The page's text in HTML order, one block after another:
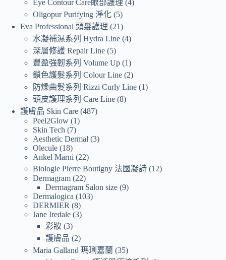
Eye Contour Care眼部護理 4
Oligopur Purifying 淨化 5
Eva Professional 頭髮護理
21
水凝補濕系列 Hydra Line 4
深層修護 Repair Line 5
豐盈強韌系列 Volume Up 1
鎖色護髮系列 Colour Line 2
防燥曲髮系列 Rizzi Curly Line 1
頭皮護理系列 Care Line 8
護膚品 Skin Care 487
Peel2Glow 1
Skin Tech
7
Aesthetic Dermal 3
Olecule 18
Ankel Marni
22
Biologie Pierre Boutigny 法國凝詩 12
Dermagram 22
Dermagram Salon size 9
Dermalogica
103
DERMIER
8
Jane Iredale 3
彩妝 3
護膚品
2
Maria Galland 瑪琍嘉蘭 35